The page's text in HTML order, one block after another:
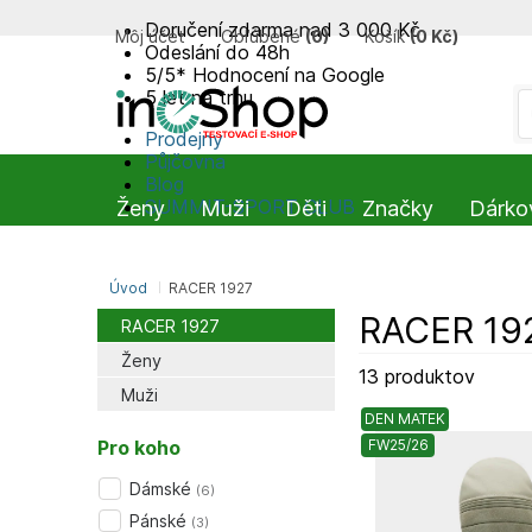
RACER 1927
Ženy
Muži
RACER
13 produktov
DEN MATEK
FW25/26
Pro koho
Dámské (6)
Pánské (3)
Doručení zdarma nad 3 000 Kč
Odeslání do 48h
5/5* Hodnocení na Google
5 let na trhu
Prodejny
Půjčovna
Blog
SUMMIT-SPORT CLUB
Môj účet Obľúbené (0) Košík (0 Kč)
Úvod RACER 1927
Ženy Muži Děti Značky